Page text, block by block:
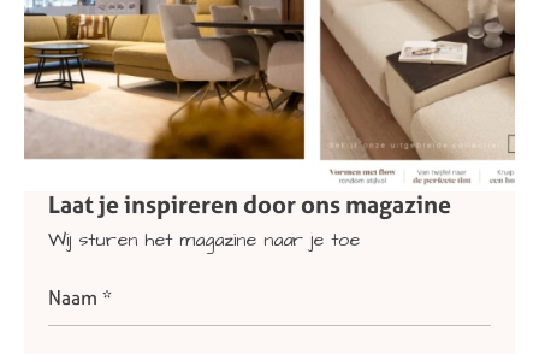
Laatjeinspireren door ons magazine
Wij sturen het magazine naar je toe